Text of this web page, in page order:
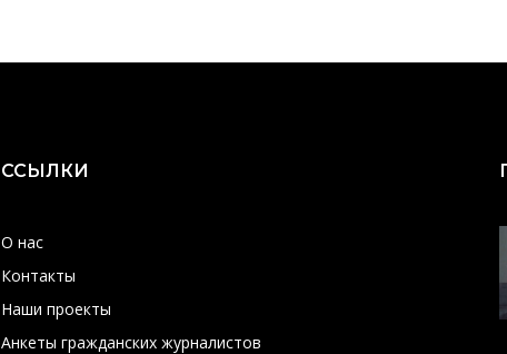
ССЫЛКИ
О нас
Контакты
Наши проекты
Анкеты гражданских журналистов